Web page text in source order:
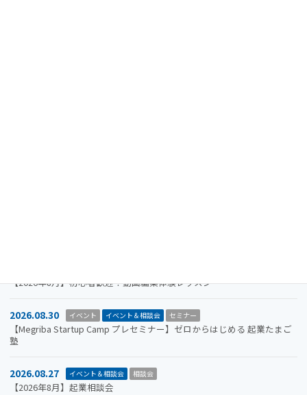
【2026年8月】初心者歓迎！動画編集体験レッスン
2026.08.30 イベント イベント＆相談会 セミナー
【Megriba Startup Camp プレセミナー】ゼロからはじめる 起業たまご
塾
2026.08.27 イベント＆相談会 相談会
【2026年8月】起業相談会